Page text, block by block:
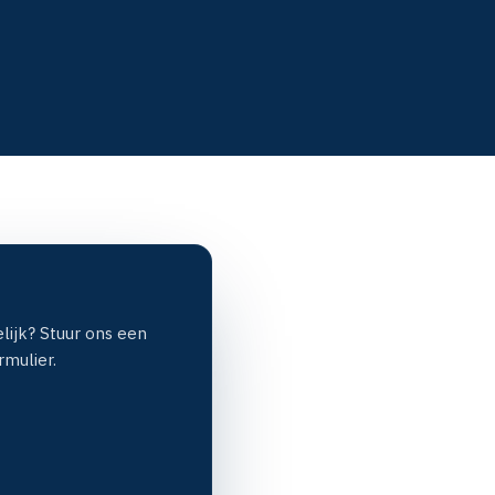
Stuur ons een